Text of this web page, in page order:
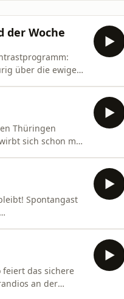
der Woche
über die ewige
Thüringen
sich schon mal
Spontangast
feiert das sichere
an der